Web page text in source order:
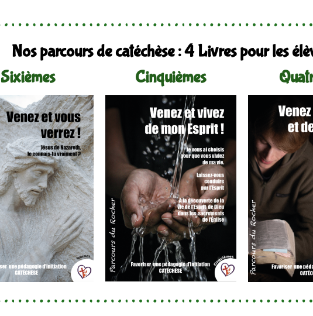
Nos parcours de catéchèse : 4 Livres pour les
Sixièmes
Cinquièmes